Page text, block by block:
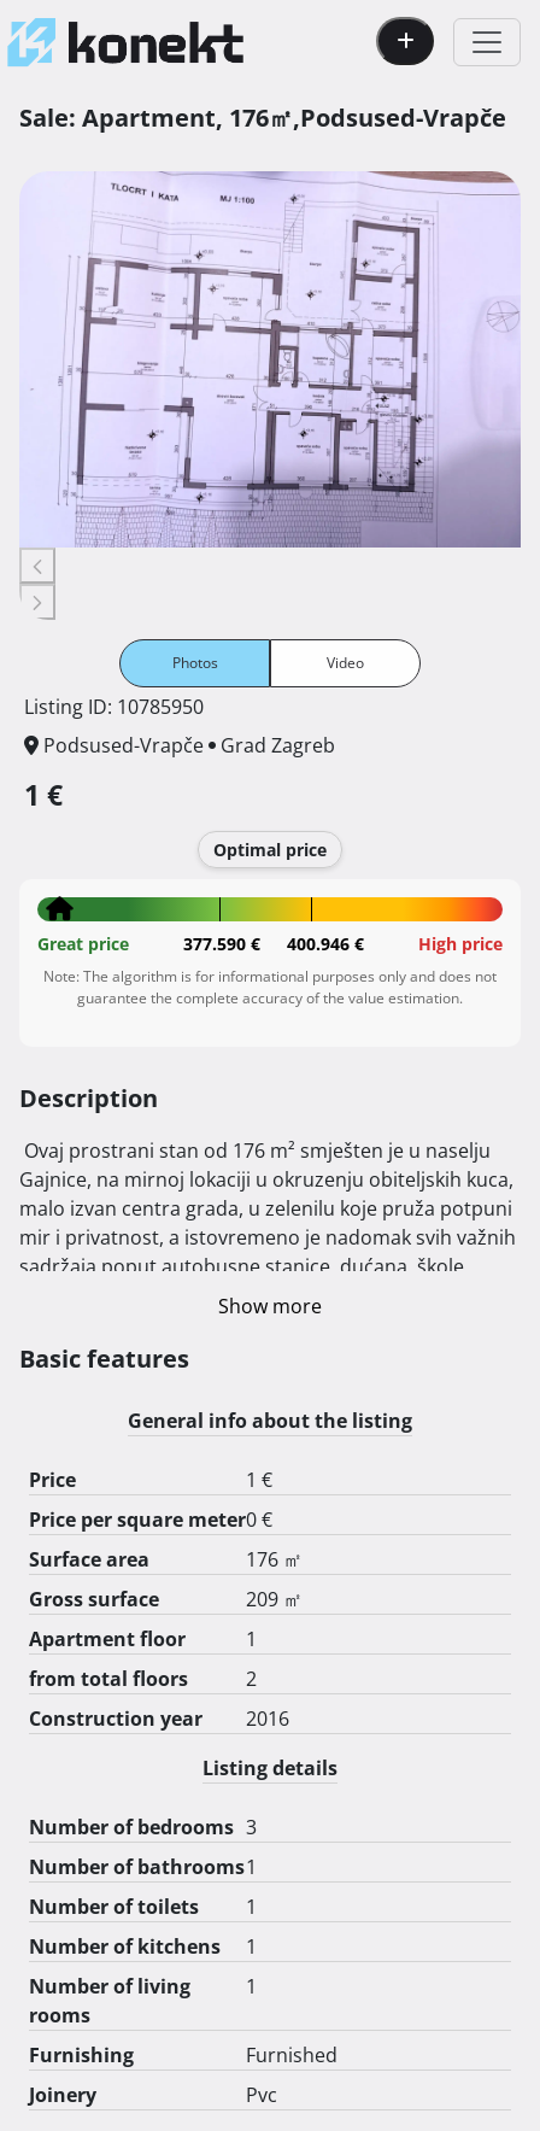
Sale: Apartment, 176㎡,Podsused-Vrapče
Photos Video
Listing ID: 10785950
Podsused-Vrapče
Grad Zagreb
1 €
Optimal price
Great price 377.590 € 400.946 € High price
Note: The algorithm is for informational purposes only and does not
guarantee the complete accuracy of the value estimation.
Description
Gajnice, na mirnoj lokaciji u okruzenju obiteljskih kuca,
malo izvan centra grada, u zelenilu koje pruža potpuni
mir i privatnost, a istovremeno je nadomak svih važnih
sadržaja poput autobusne stanice, dućana, škole,
vrtića, doktora i ljekarne.
Stan je izgrađen 2016. godine i opremljen je podnim
osigurava udobnost tijekom cijele godine. Uz to, prosle
godine je izraden projekt za postavljanje solarnih
panela.
Također, postoji mogućnost kupnje cijele zgrade, što
otvara prilike za investitore ili one koji žele veći
prostor. Poslovno stambena zgrada sastoji se od
garaze i spremista, poslovnog prostora, podruma,
kotlovnice, dva velika stana te okucnice s vrtom i
vocnjakom.
Cijena za cijeli objekt na upit.
Stan je idealan za obiteljski život, pružajući udobnost,
funkcionalnost i mirnu lokaciju, a uz sve to ima i
dodatne mogućnosti za energetske uštede.
Ne propustite priliku! Kontaktirajte nas i zakazite
razgledavanje-maja.rusmir@gmail.com
Show more
Basic features
General info about the listing
Price
1 €
Price per square meter0 €
Surface area
176 ㎡
Gross surface
209 ㎡
Apartment floor
1
from total floors
2
Construction year
2016
Listing details
Number of bedrooms 3
Number of bathrooms1
Number of toilets
1
Number of kitchens
1
Number of living
rooms
1
Furnishing
Furnished
Joinery
Pvc